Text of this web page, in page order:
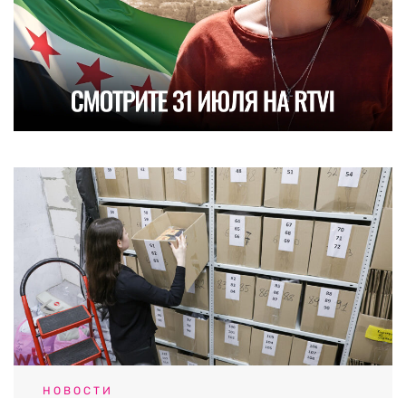
НОВОСТИ